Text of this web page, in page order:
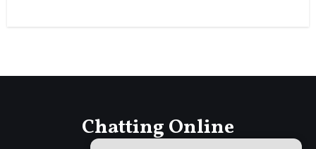
Chatting Online